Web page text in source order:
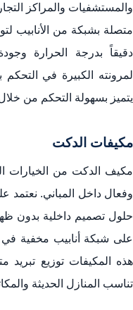
والمستشفيات والمراكز
متصلة بشبكة من الأنابيب
دقيقاً بدرجة الحرارة
لمرونته الكبيرة في التحكم
يتميز بسهولة التحكم من
مكيفات الدكت
مكيف الدكت من الخيارات
وفعال داخل المباني.
حلول تصميم داخلية بدون
على شبكة أنابيب مخفية في
هذه المكيفات توزيع
تناسب المنازل الحديثة